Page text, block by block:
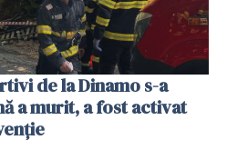
de la Dinamo s-a
a murit, a fost activat